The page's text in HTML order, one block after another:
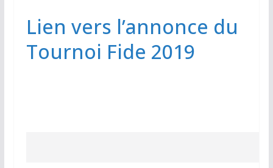
Lien vers l’annonce du
Tournoi Fide 2019